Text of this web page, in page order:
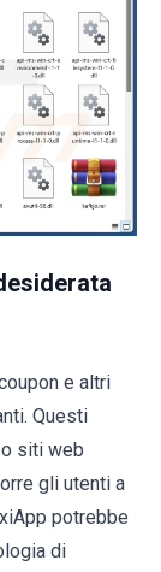
e altri
Questi
siti web
gli utenti a
potrebbe
di